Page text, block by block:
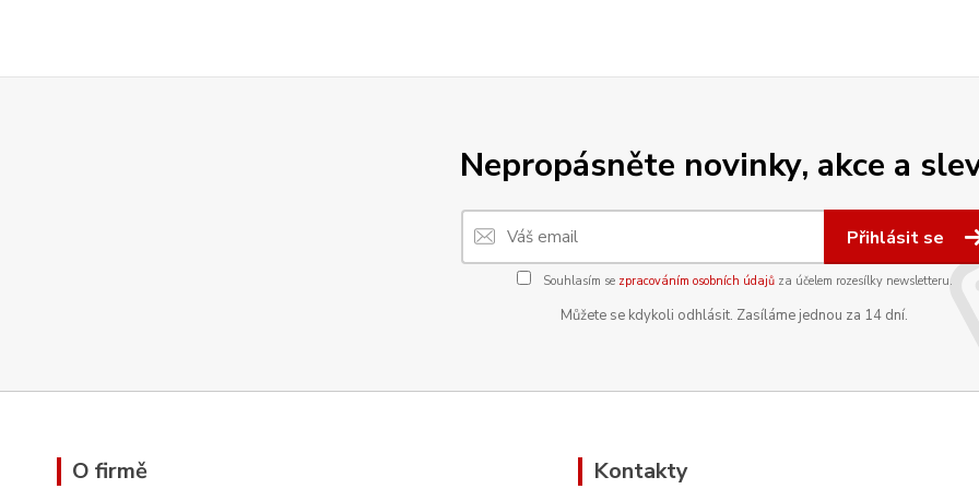
Nepropásněte novinky, akce a
Přihlásit se
Souhlasím se zpracováním osobních údajůza účelem rozesílky newsletteru.
Můžete se kdykoli odhlásit. Zasíláme jednou za 14 dní.
O firmě Kontakty